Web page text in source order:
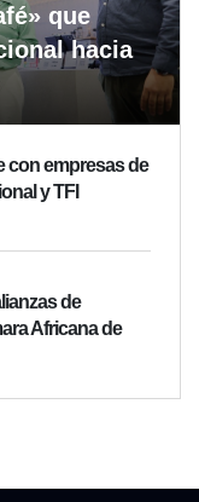
que
hacia
con empresas de
y TFI
de
Africana de